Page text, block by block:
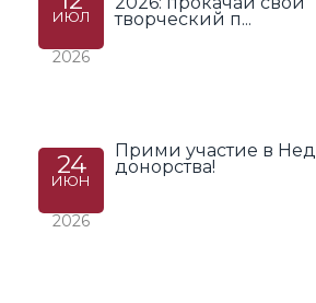
ИЮЛ
2026
творческий п...
24
ИЮН
2026
Прими участие в
донорства!